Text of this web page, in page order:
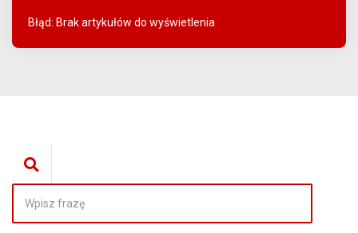
Błąd: Brak artykułów do wyświetlenia